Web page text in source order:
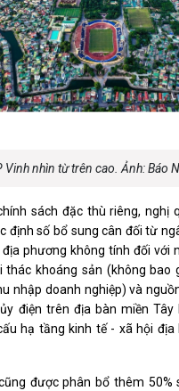
Vinh nhìn từ trên cao. Ảnh: Báo
sách đặc thù riêng, nghị
định số bổ sung cân đối từ
phương không tính đối với
thác khoáng sản (không bao
nhập doanh nghiệp) và
điện trên địa bàn miền Tây
hạ tầng kinh tế - xã hội địa
được phân bổ thêm 50%